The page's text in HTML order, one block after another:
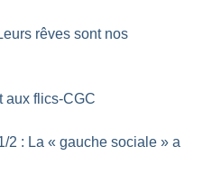
rêves sont nos
aux flics-CGC
2 : La « gauche sociale » a